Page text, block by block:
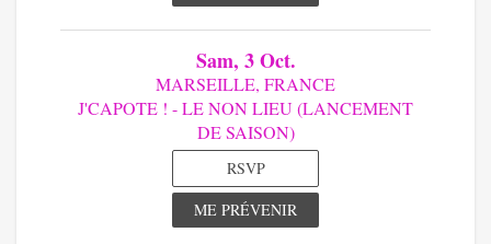
Sam, 3 Oct.
MARSEILLE, FRANCE
J'CAPOTE ! - LE NON LIEU (LANCEMENT
DE SAISON)
RSVP
ME PRÉVENIR